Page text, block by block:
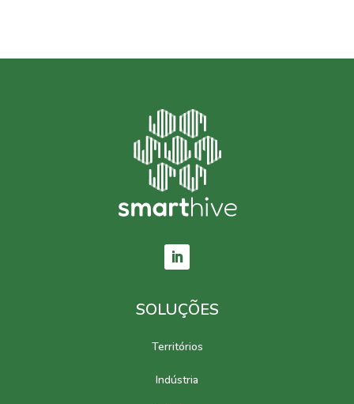
SOLUÇÕES
Territórios
Indústria